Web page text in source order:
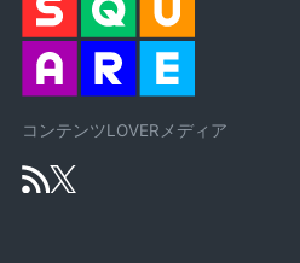
コンテンツLOVERメディア